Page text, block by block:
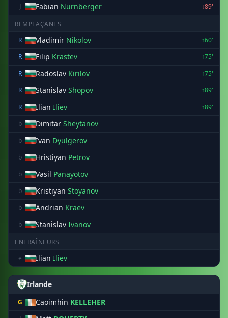
J
Fabian Nurnberger ↓89'
REMPLAÇANTS
R
Vladimir Nikolov
↑60'
R
Filip Krastev
↑75'
R
Radoslav Kirilov
↑75'
R
Stanislav Shopov
↑89'
R
Ilian Iliev
↑89'
b
Dimitar Sheytanov
b Ivan Dyulgerov
b Hristiyan Petrov
b Vasil Panayotov
b Kristiyan Stoyanov
b Andrian Kraev
b Stanislav Ivanov
ENTRAÎNEURS
e
Ilian Iliev
Irlande
G Caoimhin KELLEHER